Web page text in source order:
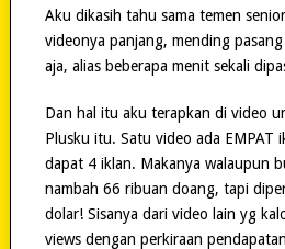
Aku dikasih tahu sama temen
videonya panjang, mending
aja, alias beberapa menit sekali
Dan hal itu aku terapkan di video
Plusku itu. Satu video ada EMPAT
dapat 4 iklan. Makanya walaupun
nambah 66 ribuan doang, tapi
dolar! Sisanya dari video lain yg
views dengan perkiraan